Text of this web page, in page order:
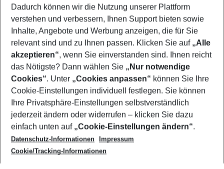
Mehr Filter anzeigen
Footer
Footer navigation
Über uns
AGB
Cookie-Einstellungen ändern
Cookie-Richtlinie
Datenschutz
Service & Hilfe
Barrierefreies Reisen
Check-in
Folgen Sie uns
Dadurch können wir die Nutzung unserer Plattform
verstehen und verbessern, Ihnen Support bieten sowie
Inhalte, Angebote und Werbung anzeigen, die für Sie
relevant sind und zu Ihnen passen. Klicken Sie auf „Alle
akzeptieren“, wenn Sie einverstanden sind. Ihnen reicht
das Nötigste? Dann wählen Sie „Nur notwendige
Cookies“. Unter „Cookies anpassen“ können Sie Ihre
Cookie-Einstellungen individuell festlegen. Sie können
Ihre Privatsphäre-Einstellungen selbstverständlich
jederzeit ändern oder widerrufen – klicken Sie dazu
einfach unten auf „Cookie-Einstellungen ändern“.
Datenschutz-Informationen
Impressum
Cookie/Tracking-Informationen